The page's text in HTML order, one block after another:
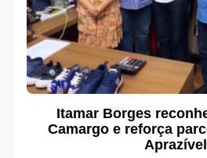
Itamar Borges
Camargo e reforça
Aprazível